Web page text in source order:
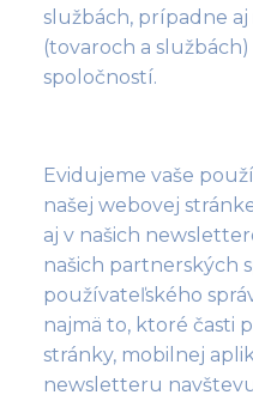
službách, prípadne
(tovaroch a
spoločností.
Evidujeme vaše
našej webovej
aj v našich
našich partnerských
používateľského
najmä to, ktoré časti
stránky, mobilnej
newsletteru